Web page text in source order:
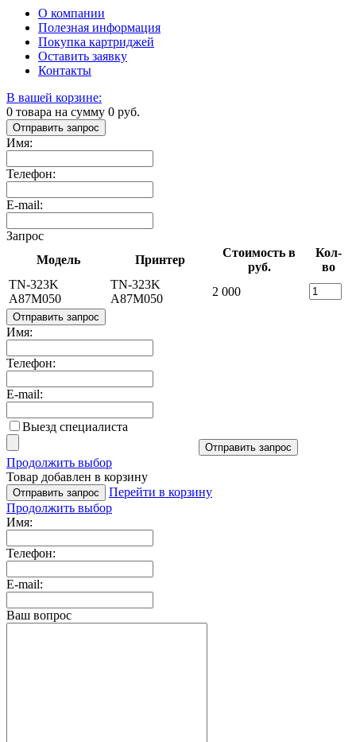
О компании
Полезная информация
Покупка картриджей
Оставить заявку
Контакты
В вашей корзине:
0 товара на сумму 0 руб.
Отправить запрос
Имя:
Телефон:
E-mail:
Запрос
Модель
Принтер
Стоимость в
руб.
Кол-
во
TN-323K
A87M050
TN-323K
A87M050
2 000
Отправить запрос
Имя:
Телефон:
E-mail:
Выезд специалиста
Отправить запрос
Продолжить выбор
Товар добавлен в корзину
Отправить запрос
Перейти в корзину
Продолжить выбор
Имя:
Телефон:
E-mail:
Ваш вопрос